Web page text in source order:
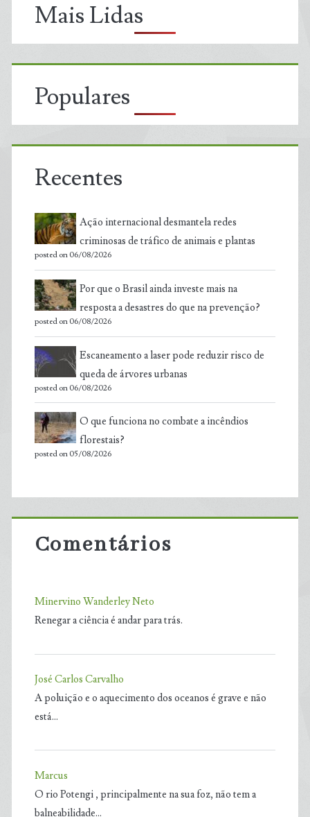
Mais Lidas
Populares
Recentes
Ação internacional desmantela redes
criminosas de tráfico de animais e plantas
posted on 06/08/2026
Por que o Brasil ainda investe mais na
resposta a desastres do que na prevenção?
posted on 06/08/2026
Escaneamento a laser pode reduzir risco de
queda de árvores urbanas
posted on 06/08/2026
O que funciona no combate a incêndios
florestais?
posted on 05/08/2026
Comentários
Minervino Wanderley Neto
Renegar a ciência é andar para trás.
José Carlos Carvalho
A poluição e o aquecimento dos oceanos é grave e não
está…
Marcus
O rio Potengi , principalmente na sua foz, não tem a
balneabilidade…